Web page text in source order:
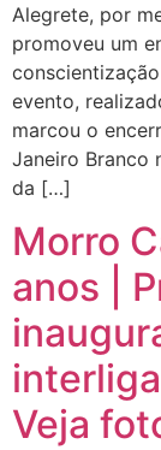
Alegrete, por
promoveu um
evento,
marcou o
Janeiro Branco
da […]
Morro
anos |
Veja